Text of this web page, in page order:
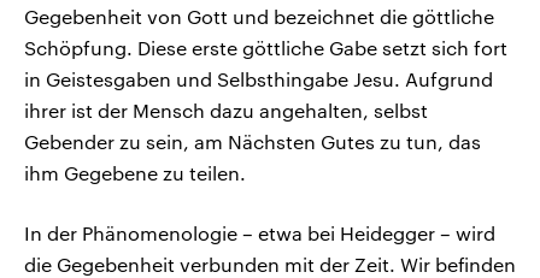
Gegebenheit von Gott und bezeichnet die göttliche
Schöpfung. Diese erste göttliche Gabe setzt sich fort
in Geistesgaben und Selbsthingabe Jesu. Aufgrund
ihrer ist der Mensch dazu angehalten, selbst
Gebender zu sein, am Nächsten Gutes zu tun, das
ihm Gegebene zu teilen.
In der Phänomenologie – etwa bei Heidegger – wird
die Gegebenheit verbunden mit der Zeit. Wir befinden